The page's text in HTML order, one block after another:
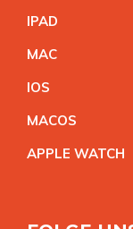
IPAD
MAC
IOS
MACOS
APPLE WATCH